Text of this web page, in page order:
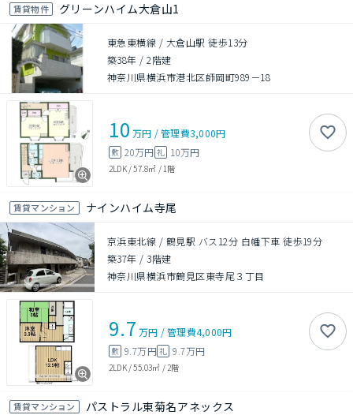
賃貸物件 グリーンハイム大倉山1
東急東横線 / 大倉山駅 徒歩13分
築38年 /2階建
神奈川県横浜市港北区師岡町989－18
10 万円 /管理費3,000円
敷 20万円 礼 10万円
2LDK/57.8㎡ / 1階
賃貸マンション ナインハイム寺尾
京浜東北線 / 鶴見駅 バス12分 白幡下車 徒歩19分
築37年 / 3階建
神奈川県横浜市鶴見区東寺尾３丁目
9.7 万円 /管理費4,000円
敷 9.7万円礼 9.7万円
2LDK/55.03㎡ / 2階
賃貸マンション パストラル東菊名アネックス